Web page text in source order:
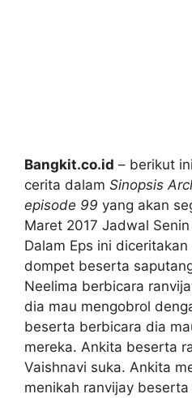
Bangkit.co.id – berikut
cerita dalam Sinopsis
episode 99 yang akan
Maret 2017 Jadwal
Dalam Eps ini
dompet beserta
Neelima berbicara
dia mau mengobrol
beserta berbicara dia
mereka. Ankita beserta
Vaishnavi suka. Ankita
menikah ranvijay